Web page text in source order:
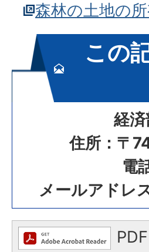
森林の土地の
この
経
住所：〒
電
メールアドレ